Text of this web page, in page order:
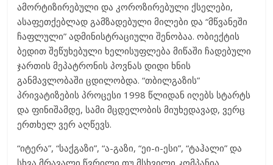
ამორტიზირებული და კოროზირებული ქსელები,
ასაფეთქებლად გამზადებული მილები და “მწვანეში
ჩაფლული” ადმინისტრაციული შენობაა. ობიექტის
ბედით შეწუხებული ხელისუფლება მიწაში ჩადებული
ჯართის მეპატრონის პოვნას დიდი ხნის
განმავლობაში ცდილობდა. “თბილგაზის”
პრივატიზების პროცესი 1998 წლიდან იღებს სტარტს
და ფინიშამდე, სამი მცდელობის მიუხედავად, ვერც
ერთხელ ვერ აღწევს.
“იტერა”, “საქგაზი”, “ა-გაზი, “ეი-ი-ესი”, “ტაჰალი” და